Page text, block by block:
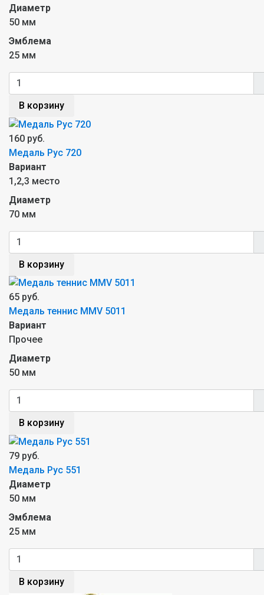
Диаметр
50 мм
Эмблема
25 мм
В корзину
160 руб.
Медаль Рус 720
Вариант
1,2,3 место
Диаметр
70 мм
В корзину
65 руб.
Mедаль теннис MMV 5011
Вариант
Прочее
Диаметр
50 мм
В корзину
79 руб.
Медаль Рус 551
Диаметр
50 мм
Эмблема
25 мм
В корзину